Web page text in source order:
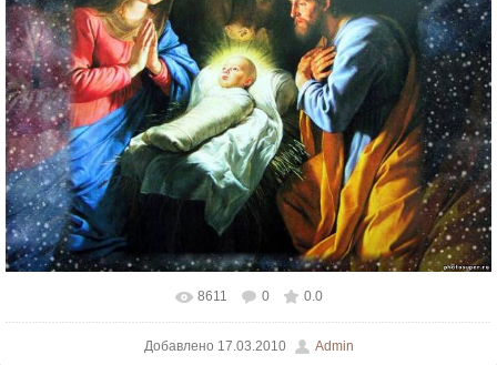
В реальном размере 1024x768
8611 0 0.0
Добавлено 17.03.2010 Admin